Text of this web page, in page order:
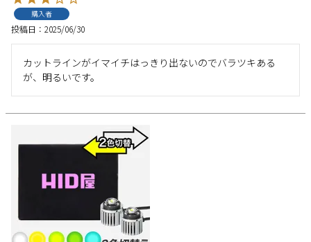
購入者
投稿日 2025/06/30
カットラインがイマイチはっきり出ないのでバラツキある
が、明るいです。